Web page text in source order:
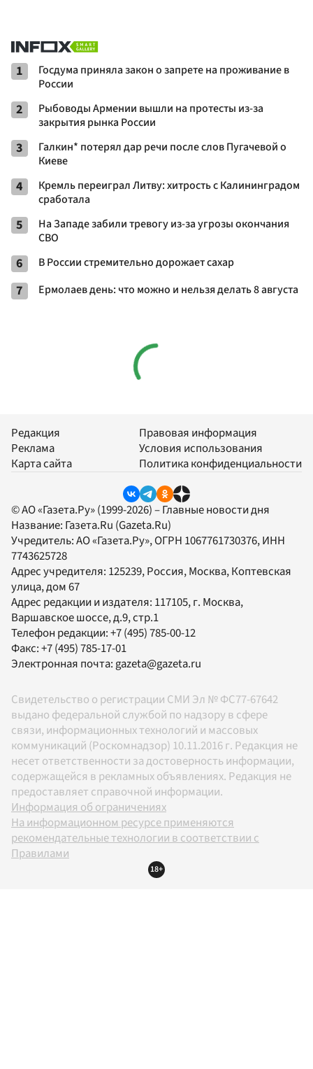
1
Госдума приняла закон о запрете на проживание в
России
2
Рыбоводы Армении вышли на протесты из-за
закрытия рынка России
3
Галкин* потерял дар речи после слов Пугачевой о
Киеве
4
Кремль переиграл Литву: хитрость с Калининградом
сработала
5
На Западе забили тревогу из-за угрозы окончания
СВО
6 В России стремительно дорожает сахар
7 Ермолаев день: что можно и нельзя делать 8 августа
Редакция
Реклама
Карта сайта
Правовая информация
Условия использования
Политика конфиденциальности
© АО «Газета.Ру» (1999-2026) – Главные новости дня
Название: Газета.Ru (Gazeta.Ru)
Учредитель:АО «Газета.Ру», ОГРН 1067761730376, ИНН
7743625728
Адрес учредителя: 125239, Россия, Москва, Коптевская
улица, дом 67
Адрес редакции и издателя: 117105, г. Москва,
Варшавское шоссе, д.9, стр.1
Телефон редакции:+7 (495) 785-00-12
Факс:+7 (495) 785-17-01
Электронная почта:gazeta@gazeta.ru
Свидетельство о регистрации СМИ Эл № ФС77-67642
выдано федеральной службой по надзору в сфере
связи, информационных технологий и массовых
коммуникаций (Роскомнадзор) 10.11.2016 г. Редакция не
несет ответственности за достоверность информации,
содержащейся в рекламных объявлениях. Редакция не
предоставляет справочной информации.
Информация об ограничениях
На информационном ресурсе применяются
рекомендательные технологии в соответствии с
Правилами
18+